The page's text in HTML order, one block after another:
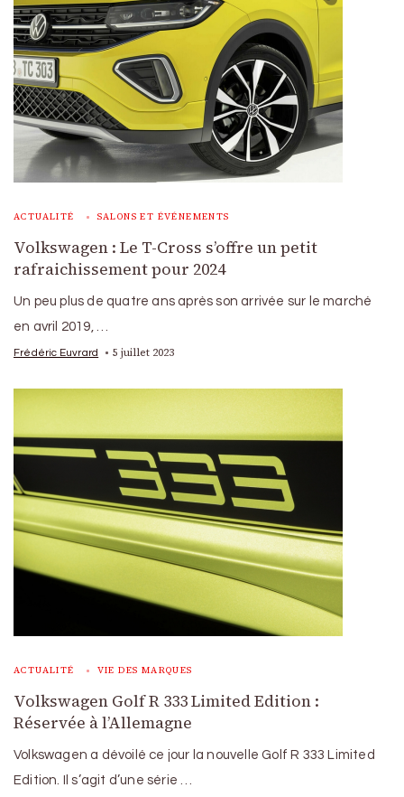
ACTUALITÉ SALONS ET ÉVÉNEMENTS
Volkswagen : Le T-Cross s’offre un petit
rafraichissement pour 2024
Un peu plus de quatre ans après son arrivée sur le marché
en avril 2019, …
Frédéric Euvrard 5 juillet 2023
ACTUALITÉ VIE DES MARQUES
Volkswagen Golf R 333 Limited Edition :
Réservée à l’Allemagne
Volkswagen a dévoilé ce jour la nouvelle Golf R 333 Limited
Edition. Il s’agit d’une série …